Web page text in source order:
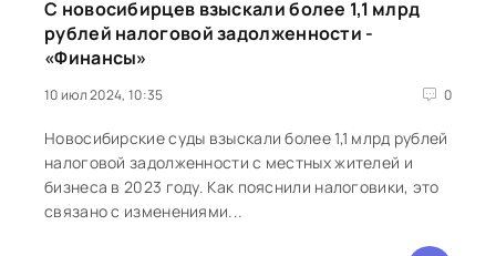
С новосибирцев взыскали более 1,1 млрд
рублей налоговой задолженности -
«Финансы»
10 июл 2024, 10:35 0
Новосибирские суды взыскали более 1,1 млрд рублей
налоговой задолженности с местных жителей и
бизнеса в 2023 году. Как пояснили налоговики, это
связано с изменениями...